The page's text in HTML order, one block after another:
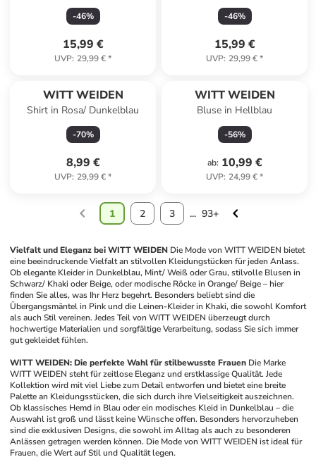
-46%
15,99 €
UVP: 29,99 €*
-46%
15,99 €
UVP: 29,99 €*
WITT WEIDEN
Shirt in Rosa/ Dunkelblau
-70%
8,99 €
UVP: 29,99 €*
WITT WEIDEN
Bluse in Hellblau
-56%
ab: 10,99 €
UVP: 24,99 €*
1 2 3 ... 93+
Vielfalt und Eleganz bei WITT WEIDEN Die Mode von WITT WEIDEN bietet
eine beeindruckende Vielfalt an stilvollen Kleidungstücken für jeden Anlass.
Ob elegante Kleider in Dunkelblau, Mint/ Weiß oder Grau, stilvolle Blusen in
Schwarz/ Khaki oder Beige, oder modische Röcke in Orange/ Beige – hier
finden Sie alles, was Ihr Herz begehrt. Besonders beliebt sind die
Übergangsmäntel in Pink und die Leinen-Kleider in Khaki, die sowohl Komfort
als auch Stil vereinen. Jedes Teil von WITT WEIDEN überzeugt durch
hochwertige Materialien und sorgfältige Verarbeitung, sodass Sie sich immer
gut gekleidet fühlen.
WITT WEIDEN: Die perfekte Wahl für stilbewusste Frauen Die Marke
WITT WEIDEN steht für zeitlose Eleganz und erstklassige Qualität. Jede
Kollektion wird mit viel Liebe zum Detail entworfen und bietet eine breite
Palette an Kleidungsstücken, die sich durch ihre Vielseitigkeit auszeichnen.
Ob klassisches Hemd in Blau oder ein modisches Kleid in Dunkelblau – die
Auswahl ist groß und lässt keine Wünsche offen. Besonders hervorzuheben
sind die exklusiven Designs, die sowohl im Alltag als auch zu besonderen
Anlässen getragen werden können. Die Mode von WITT WEIDEN ist ideal für
Frauen, die Wert auf Stil und Qualität legen.